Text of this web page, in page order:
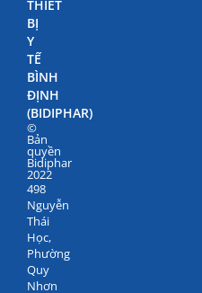
THIẾT
BỊ
Y
TẾ
BÌNH
ĐỊNH
(BIDIPHAR)
©
Bản
quyền
Bidiphar
2022
498
Nguyễn
Thái
Học,
Phường
Quy
Nhơn